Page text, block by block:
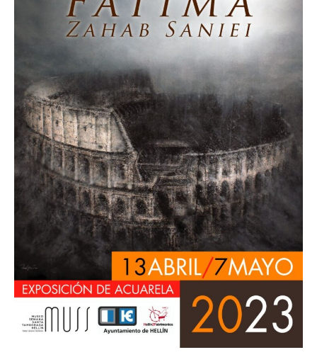
Zahab
Saniei
muestran
en
el
MUSS